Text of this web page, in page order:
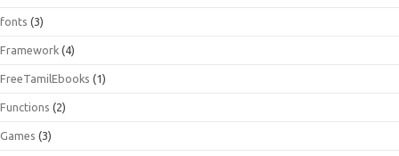
fonts (3)
Framework (4)
FreeTamilEbooks (1)
Functions (2)
Games (3)